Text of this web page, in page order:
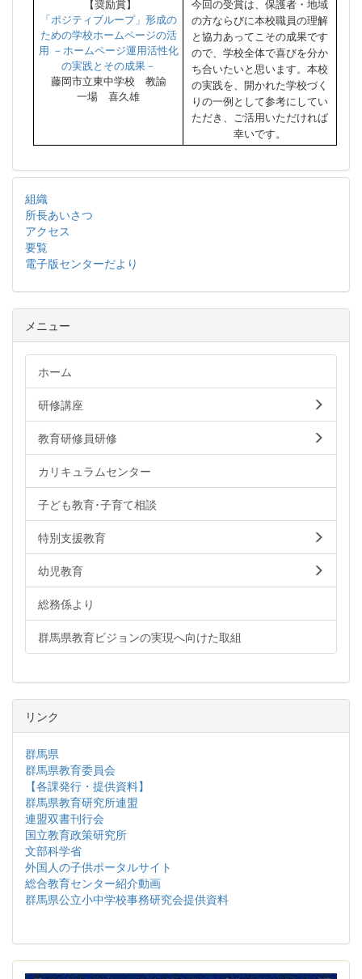
【奨励賞】
「ポジティブループ」形成の
ための学校ホームページの活
用 －ホームページ運用活性化
の実践とその成果－
藤岡市立東中学校 教諭
一場 喜久雄
今回の受賞は、保護者・地域
の方ならびに本校職員の理解
と協力あってこその成果です
ので、学校全体で喜びを分か
ち合いたいと思います。本校
の実践を、開かれた学校づく
りの一例として参考にしてい
ただき、ご活用いただければ
幸いです。
組織
所長あいさつ
アクセス
要覧
電子版センターだより
メニュー
ホーム
研修講座
教育研修員研修
カリキュラムセンター
子ども教育･子育て相談
特別支援教育
幼児教育
総務係より
群馬県教育ビジョンの実現へ向けた取組
リンク
群馬県
群馬県教育委員会
【各課発行・提供資料】
群馬県教育研究所連盟
連盟双書刊行会
国立教育政策研究所
文部科学省
外国人の子供ポータルサイト
総合教育センター紹介動画
群馬県公立小中学校事務研究会提供資料